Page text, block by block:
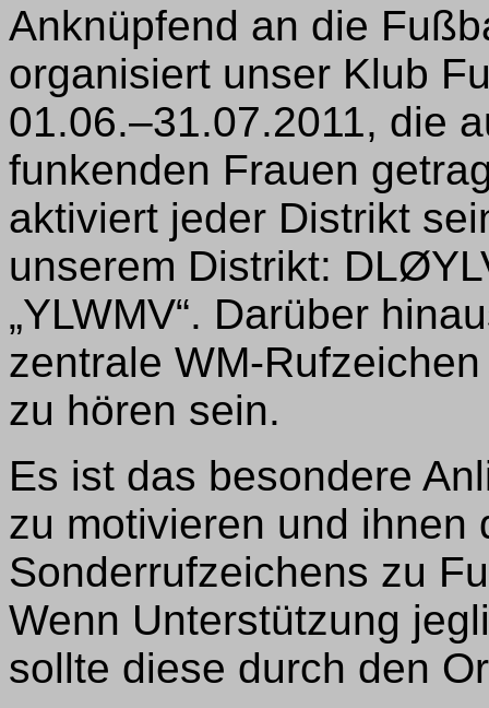
Anknüpfend an die
organisiert unser Klub
01.06.–31.07.2011, die
funkenden Frauen
aktiviert jeder Distrikt
unserem Distrikt:
„YLWMV“. Darüber
zentrale WM-
zu hören sein.
Es ist das besondere
zu motivieren und ihnen
Sonderrufzeichens zu
Wenn Unterstützung
sollte diese durch den